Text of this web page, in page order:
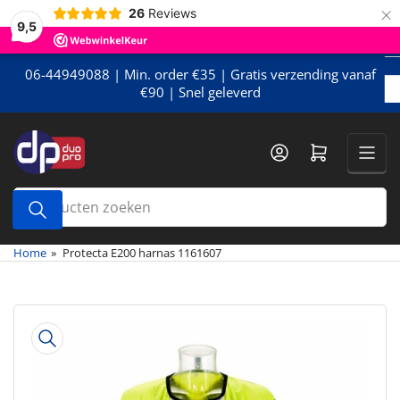
9,5
26 Reviews ×
Meteen
naar
de
content06-44949088 | Min. order €35 | Gratis verzending vanaf
€90 | Snel geleverd
Producten
zoeken
Mini-winkelwagen openen
Home » Protecta E200 harnas 1161607
naar